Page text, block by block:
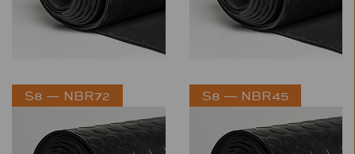
S8 — NBR72 S8 — NBR45